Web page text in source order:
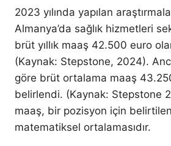
2023 yılında yapılan
Almanya’da sağlık hizmetleri
brüt yıllık maaş 42.500 euro
(Kaynak: Stepstone, 2024).
göre brüt ortalama maaş
belirlendi. (Kaynak: Stepstone
maaş, bir pozisyon için
matematiksel ortalamasıdır.